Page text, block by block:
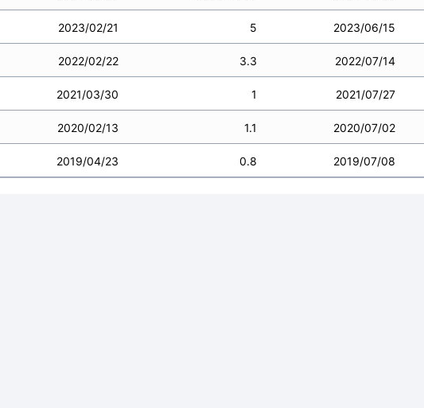
2023/02/21 5 2023/06/15
2022/02/22 3.3 2022/07/14
2021/03/30 1 2021/07/27
2020/02/13 1.1 2020/07/02
2019/04/23 0.8 2019/07/08